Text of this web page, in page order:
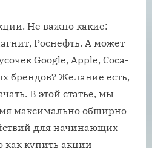
Не важно какие:
Роснефть. А может
Google, Apple, Coca-
брендов? Желание есть,
В этой статье, мы
максимально обширно
для начинающих
как купить акции